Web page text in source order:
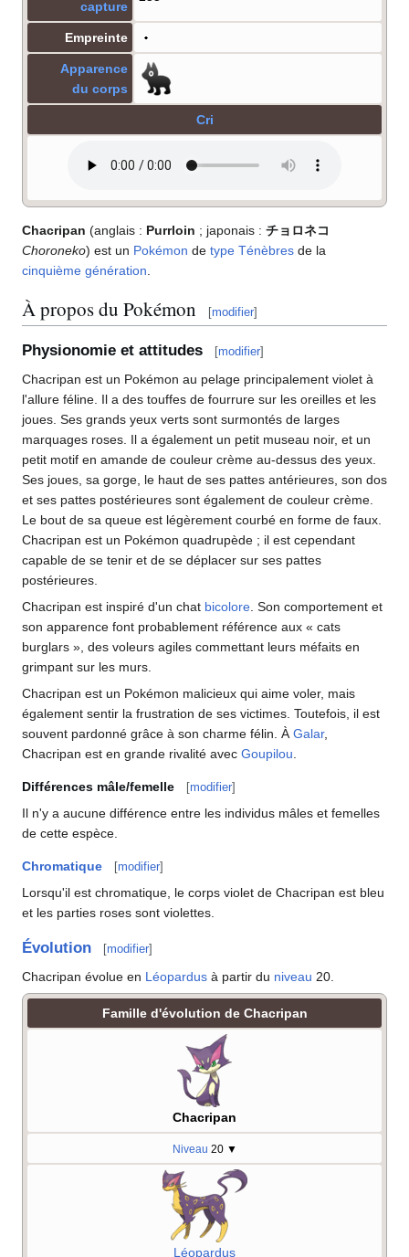
capture
Empreinte
Apparence
du corps
Cri
Chacripan (anglais : Purrloin ; japonais : チョロネコ
Choroneko) est un Pokémon de type Ténèbres de la
cinquième génération
À propos du Pokémon [modifier]
Physionomie et attitudes [modifier]
Chacripan est un Pokémon au pelage principalement violet à
l'allure féline. Il a des touffes de fourrure sur les oreilles et les
joues. Ses grands yeux verts sont surmontés de larges
marquages roses. Il a également un petit museau noir, et un
petit motif en amande de couleur crème au-dessus des yeux.
Ses joues, sa gorge, le haut de ses pattes antérieures, son dos
et ses pattes postérieures sont également de couleur crème.
Le bout de sa queue est légèrement courbé en forme de faux.
Chacripan est un Pokémon quadrupède ; il est cependant
capable de se tenir et de se déplacer sur ses pattes
postérieures.
Chacripan est inspiré d'un chat bicolore . Son comportement et
son apparence font probablement référence aux « cats
burglars », des voleurs agiles commettant leurs méfaits en
grimpant sur les murs.
Chacripan est un Pokémon malicieux qui aime voler, mais
également sentir la frustration de ses victimes. Toutefois, il est
souvent pardonné grâce à son charme félin. À Galar,
Chacripan est en grande rivalité avec Goupilou
Différences mâle/femelle [modifier]
Il n'y a aucune différence entre les individus mâles et femelles
de cette espèce.
Chromatique [modifier]
Lorsqu'il est chromatique, le corps violet de Chacripan est bleu
et les parties roses sont violettes.
Évolution [modifier]
Chacripan évolue en Léopardus à partir du niveau 20.
Famille d'évolution de Chacripan
Chacripan
Niveau 20 ▼
Léopardus